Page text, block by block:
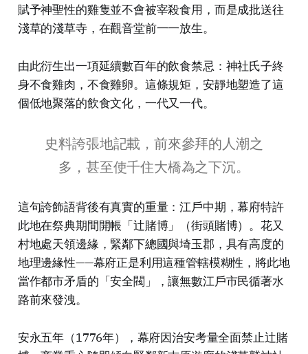
賦予神聖性的雞隻並不會被宰殺食用，而是成批送往
淺草的淺草寺，在觀音堂前一一放生。
由此衍生出一項延續數百年的飲食禁忌：神社氏子終
身不食雞肉，不食雞卵。這條規矩，安靜地塑造了這
個低地聚落的飲食文化，一代又一代。
史料誇張地記載，前來參拜的人潮之
多，甚至使千住大橋為之下沉。
這句誇飾語背後有真實的重量：江戶中期，幕府特許
此地在祭典期間開帳「辻賭博」（街頭賭博）。花又
村地處天領邊緣，緊鄰下總國與埼玉郡，具有高度的
地理邊緣性——幕府正是利用這種管轄模糊性，將此地
當作都市矛盾的「安全閥」，讓無數江戶市民循著水
路前來發洩。
安永五年（1776年），幕府因治安考量全面禁止辻賭